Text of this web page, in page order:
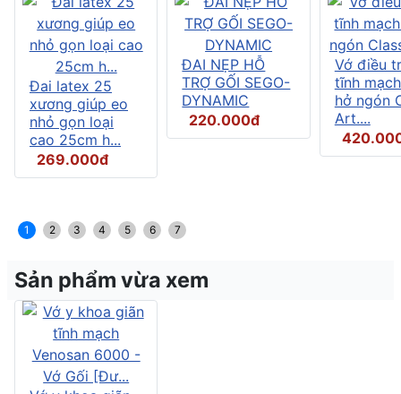
Đai latex 25
xương giúp eo
nhỏ gọn loại
cao 25cm h...
269.000đ
ĐAI NẸP HỖ
TRỢ GỐI SEGO-
DYNAMIC
220.000đ
Vớ điều
tĩnh
hở ngón
Art....
1 2 3 4 5 6 7
Sản phẩm vừa xem